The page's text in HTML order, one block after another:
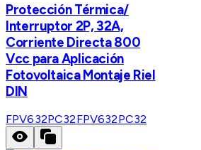
Protección Térmica/
Interruptor 2P, 32A,
Corriente Directa 800
Vcc para Aplicación
Fotovoltaica Montaje Riel
DIN
FPV632PC32FPV632PC32